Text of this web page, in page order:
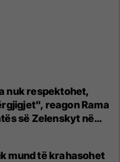
nuk respektohet,
reagon Rama
së Zelenskyt në
mund të krahasohet